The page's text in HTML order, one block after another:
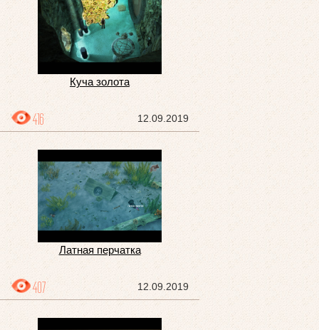
Куча золота
12.09.2019
416
Латная перчатка
12.09.2019
407